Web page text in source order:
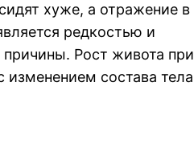
хуже, а отражение в
редкостью и
Рост живота при
изменением состава тела